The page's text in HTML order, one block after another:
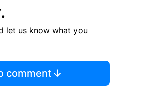
let us know what you
comment